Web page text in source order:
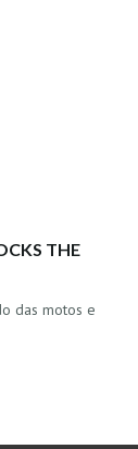
THE
das motos e